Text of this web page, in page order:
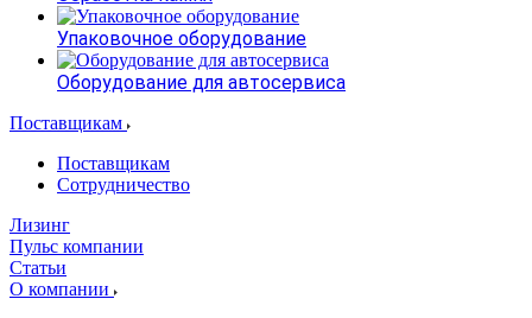
Упаковочное оборудование
Оборудование для автосервиса
Поставщикам
Поставщикам
Сотрудничество
Лизинг
Пульс компании
Статьи
О компании